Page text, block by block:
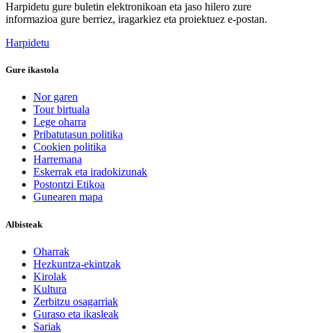
Harpidetu gure buletin elektronikoan eta jaso hilero zure
informazioa gure berriez, iragarkiez eta proiektuez e-postan.
Harpidetu
Gure ikastola
Nor garen
Tour birtuala
Lege oharra
Pribatutasun politika
Cookien politika
Harremana
Eskerrak eta iradokizunak
Postontzi Etikoa
Gunearen mapa
Albisteak
Oharrak
Hezkuntza-ekintzak
Kirolak
Kultura
Zerbitzu osagarriak
Guraso eta ikasleak
Sariak